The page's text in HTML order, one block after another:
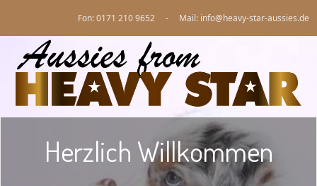
Fon: 0171 210 9652 - Mail: info@heavy-star-aussies.de
Herzlich Willkommen